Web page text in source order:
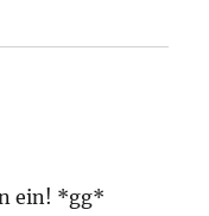
ein! *gg*